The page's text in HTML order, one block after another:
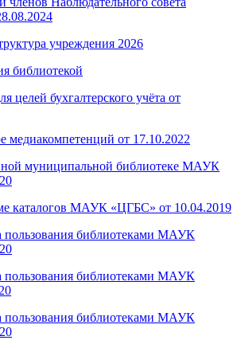
учреждения 2026
библиотекой
целей бухгалтерского учёта от
медиакомпетенций от 17.10.2022
муниципальной библиотеке МАУК
каталогов МАУК «ЦГБС» от 10.04.2019
пользования библиотеками МАУК
пользования библиотеками МАУК
пользования библиотеками МАУК